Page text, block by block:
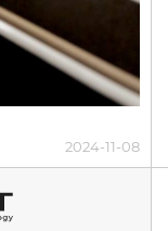
2024-11-08